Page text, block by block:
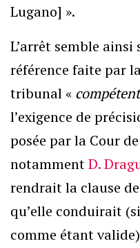
Lugano] ».
L’arrêt semble
référence faite par
tribunal « compétent
l’exigence de
posée par la Cour
notammentD.
rendrait la clause
qu’elle conduirait
comme étant